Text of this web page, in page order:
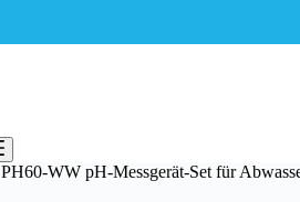
PH60-WW pH-Messgerät-Set für